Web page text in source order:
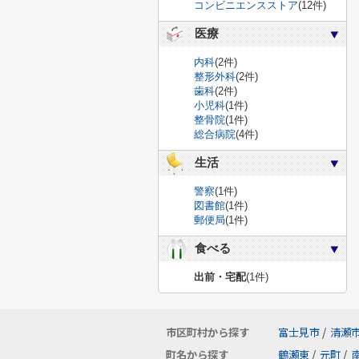
コンビニエンスストア(12件)
医療
内科(2件)
整形外科(2件)
歯科(2件)
小児科(1件)
整骨院(1件)
総合病院(4件)
生活
警察(1件)
図書館(1件)
郵便局(1件)
食べる
出前・宅配(1件)
市区町村から探す 富士見市 / 清瀬
町名から探す
鶴瀬東 / 元町 /